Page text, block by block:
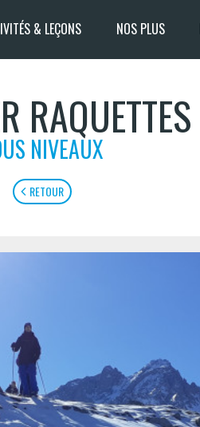
& LEÇONS NOS PLUS
RAQUETTES
NIVEAUX
RETOUR